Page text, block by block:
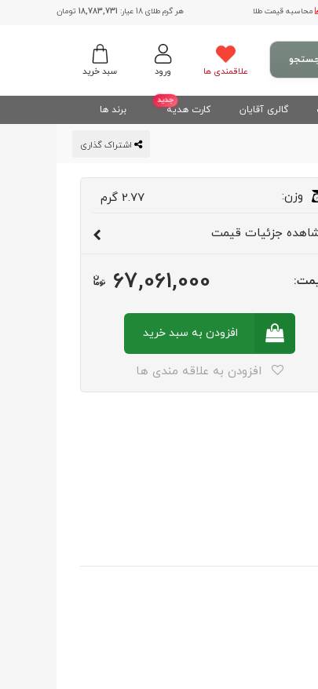
محاسبه قیمت طلا هر گرم طلای 18 عیار: 18,783,731 تومان
سبد خرید ورود علاقمندی ها
گالری آقایان
جدید
کارت هدیه برند ها
وزن: 2.77 گرم
جزئیات قیمت
67,061,000
افزودن به سبدخرید
افزودن به علاقه مندی ها